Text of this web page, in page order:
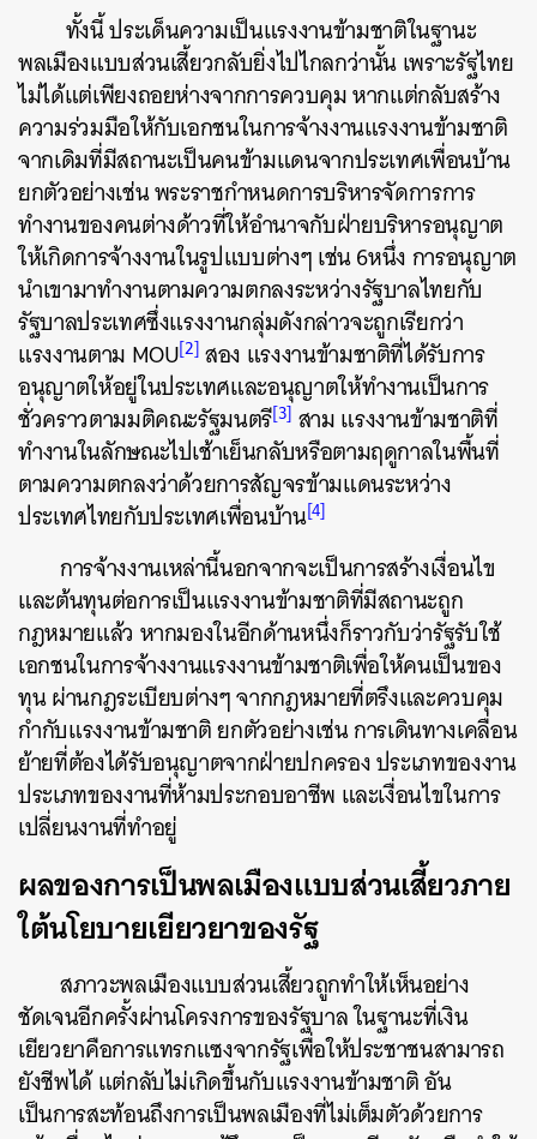
ทั้งนี้ ประเด็นความเป็นแรงงานข้ามชาติในฐานะ
พลเมืองแบบส่วนเสี้ยวกลับยิ่งไปไกลกว่านั้น เพราะรัฐไทย
ไม่ได้แต่เพียงถอยห่างจากการควบคุม หากแต่กลับสร้าง
ความร่วมมือให้กับเอกชนในการจ้างงานแรงงานข้ามชาติ
จากเดิมที่มีสถานะเป็นคนข้ามแดนจากประเทศเพื่อนบ้าน
ยกตัวอย่างเช่น พระราชกำหนดการบริหารจัดการการ
ทำงานของคนต่างด้าวที่ให้อำนาจกับฝ่ายบริหารอนุญาต
ให้เกิดการจ้างงานในรูปแบบต่างๆ เช่น 6หนึ่ง การอนุญาต
นำเขามาทำงานตามความตกลงระหว่างรัฐบาลไทยกับ
รัฐบาลประเทศซึ่งแรงงานกลุ่มดังกล่าวจะถูกเรียกว่า
แรงงานตาม MOU[2] สอง แรงงานข้ามชาติที่ได้รับการ
อนุญาตให้อยู่ในประเทศและอนุญาตให้ทำงานเป็นการ
ชั่วคราวตามมติคณะรัฐมนตรี[3] สาม แรงงานข้ามชาติที่
ทำงานในลักษณะไปเช้าเย็นกลับหรือตามฤดูกาลในพื้นที่
ตามความตกลงว่าด้วยการสัญจรข้ามแดนระหว่าง
ประเทศไทยกับประเทศเพื่อนบ้าน[4]
การจ้างงานเหล่านี้นอกจากจะเป็นการสร้างเงื่อนไข
และต้นทุนต่อการเป็นแรงงานข้ามชาติที่มีสถานะถูก
กฎหมายแล้ว หากมองในอีกด้านหนึ่งก็ราวกับว่ารัฐรับใช้
เอกชนในการจ้างงานแรงงานข้ามชาติเพื่อให้คนเป็นของ
ทุน ผ่านกฎระเบียบต่างๆ จากกฎหมายที่ตรึงและควบคุม
กำกับแรงงานข้ามชาติ ยกตัวอย่างเช่น การเดินทางเคลื่อน
ย้ายที่ต้องได้รับอนุญาตจากฝ่ายปกครอง ประเภทของงาน
ประเภทของงานที่ห้ามประกอบอาชีพ และเงื่อนไขในการ
เปลี่ยนงานที่ทำอยู่
ผลของการเป็นพลเมืองแบบส่วนเสี้ยวภาย
ใต้นโยบายเยียวยาของรัฐ
สภาวะพลเมืองแบบส่วนเสี้ยวถูกทำให้เห็นอย่าง
ชัดเจนอีกครั้งผ่านโครงการของรัฐบาล ในฐานะที่เงิน
เยียวยาคือการแทรกแซงจากรัฐเพื่อให้ประชาชนสามารถ
ยังชีพได้ แต่กลับไม่เกิดขึ้นกับแรงงานข้ามชาติ อัน
เป็นการสะท้อนถึงการเป็นพลเมืองที่ไม่เต็มตัวด้วยการ